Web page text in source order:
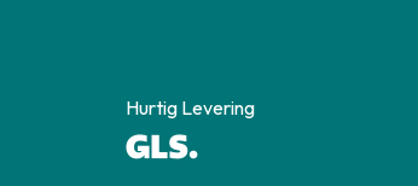
Hurtig Levering